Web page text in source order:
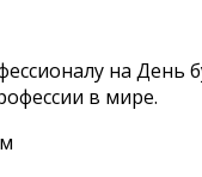
на
в мире.